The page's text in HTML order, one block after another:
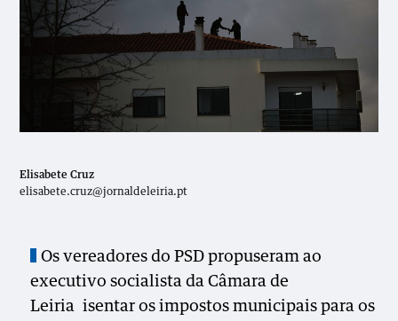
Elisabete Cruz
elisabete.cruz@jornaldeleiria.pt
Os vereadores do PSD propuseram ao
executivo socialista da Câmara de
Leiria isentar os impostos municipais para os